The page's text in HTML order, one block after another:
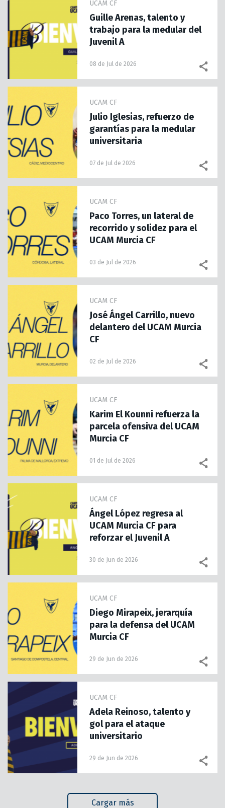
UCAM CF
Guille Arenas, talento y
trabajo para la medular del
Juvenil A
08 de Jul de 2026
UCAM CF
Julio Iglesias, refuerzo de
garantías para la medular
universitaria
07 de Jul de 2026
UCAM CF
Paco Torres, un lateral de
recorrido y solidez para el
UCAM Murcia CF
03 de Jul de 2026
UCAM CF
José Ángel Carrillo, nuevo
delantero del UCAM Murcia
CF
02 de Jul de 2026
UCAM CF
Karim El Kounni refuerza la
parcela ofensiva del UCAM
Murcia CF
01 de Jul de 2026
UCAM CF
Ángel López regresa al
UCAM Murcia CF para
reforzar el Juvenil A
30 de Jun de 2026
UCAM CF
Diego Mirapeix, jerarquía
para la defensa del UCAM
Murcia CF
29 de Jun de 2026
UCAM CF
Adela Reinoso, talento y
gol para el ataque
universitario
29 de Jun de 2026
Cargar más